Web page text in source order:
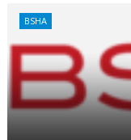
BSHA